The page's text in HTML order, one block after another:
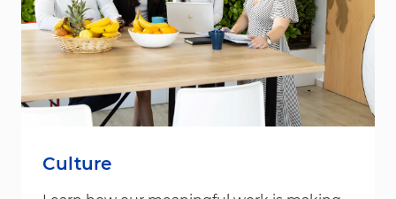
Culture